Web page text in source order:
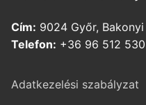
Cím: 9024 Győr,
Telefon: +36 96 512 530
Adatkezelési szabályzat